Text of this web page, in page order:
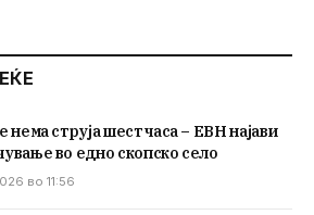
нема струја шест часа – ЕВН најави
во едно скопско село
во 11:56